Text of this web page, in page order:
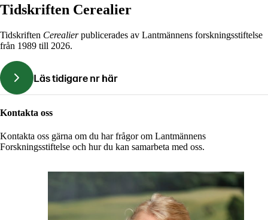
Tidskriften Cerealier
Tidskriften Cerealierpublicerades av Lantmännens forskningsstiftelse
från 1989 till 2026.
Läs tidigare nr här
Kontakta oss
Kontakta oss gärna om du har frågor om Lantmännens
Forskningsstiftelse och hur du kan samarbeta med oss.